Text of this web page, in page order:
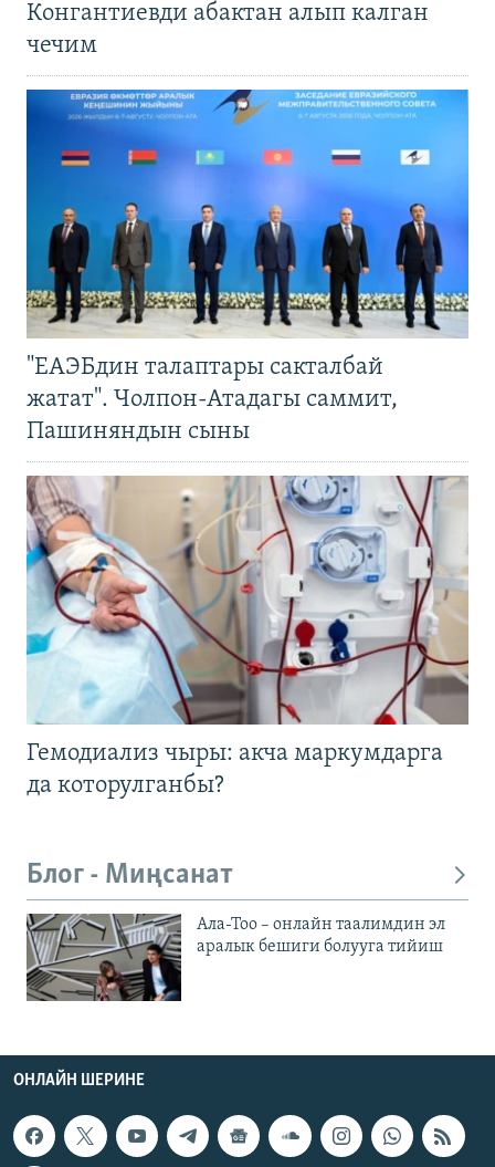
Конгантиевди абактан алып калган
чечим
"ЕАЭБдин талаптары сакталбай
жатат". Чолпон-Атадагы саммит,
Пашиняндын сыны
Гемодиализ чыры: акча маркумдарга
да которулганбы?
Блог - Миңсанат
Ала-Тоо – онлайн таалимдин эл
аралык бешиги болууга тийиш
ОНЛАЙН ШЕРИНЕ